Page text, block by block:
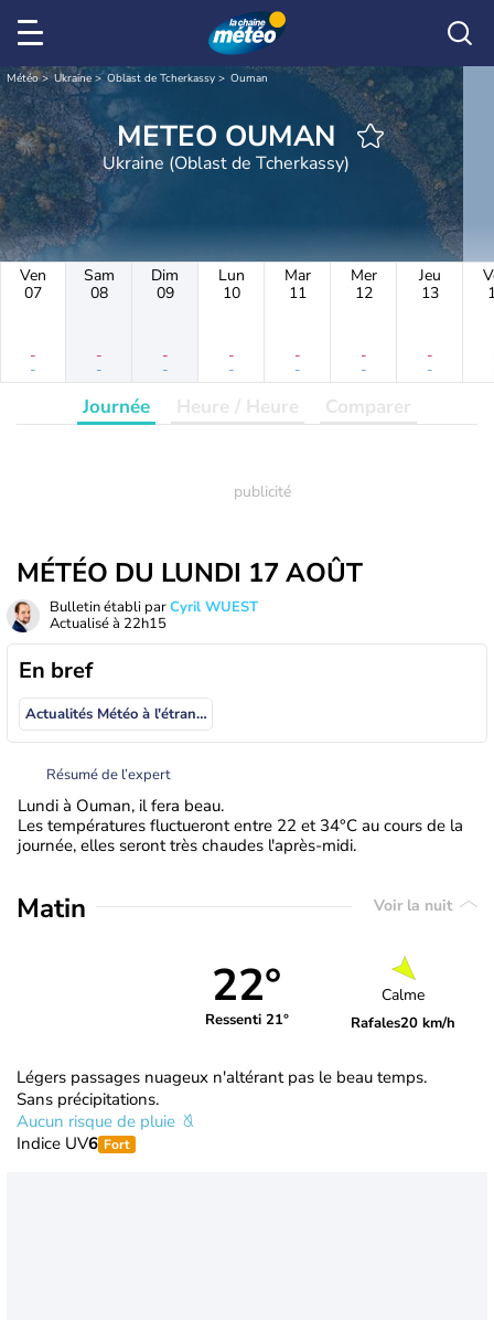
Météo Ukraine Oblast de Tcherkassy Ouman
METEO OUMAN
Ukraine (Oblast de Tcherkassy)
Ven
07
-
-
Sam
08
-
-
Dim
09
-
-
Lun
10
-
-
Mar
11
-
-
Mer
12
-
-
Jeu
13
-
-
Journée Heure / Heure Comparer
MÉTÉO DU LUNDI 17 AOÛT
Bulletin établi parCyril WUEST
Actualisé à 22h15
En bref
Actualités Météo à l'étranger
Résumé de l’expert
Lundi à Ouman, il fera beau.
Les températures fluctueront entre 22 et 34°C au cours de la
journée, elles seront très chaudes l'après-midi.
Matin Voir la nuit
22°
Ressenti 21°
Calme
Rafales20 km/h
Légers passages nuageux n'altérant pas le beau temps.
Sans précipitations.
Aucun risque de pluie
Indice UV6 Fort